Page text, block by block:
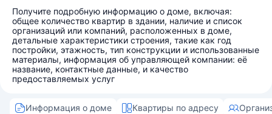
Получите подробную информацию о доме, включая:
общее количество квартир в здании, наличие и список
организаций или компаний, расположенных в доме,
детальные характеристики строения, такие как год
постройки, этажность, тип конструкции и использованные
материалы, информация об управляющей компании: её
название, контактные данные, и качество
предоставляемых услуг
Информация о доме Квартиры по адресу